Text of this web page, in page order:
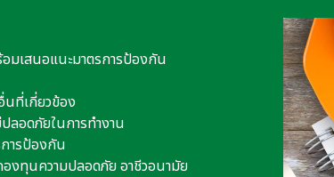
มเสนอแนะมาตรการป้องกัน
นที่เกี่ยวข้อง
ลอดภัยในการทำงาน
การป้องกัน
งทุนความปลอดภัย อาชีวอนามัย